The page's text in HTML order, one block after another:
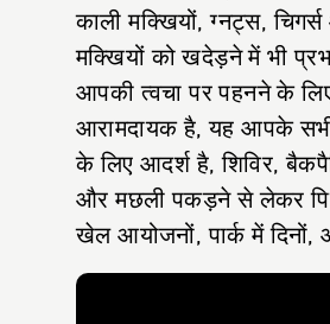
काली मक्खियों, ग्नट्स,
मक्खियों को खदेड़ने में भी
आपकी त्वचा पर पहनने के
आरामदायक है, यह आपके सभी
के लिए आदर्श है, शिविर,
और मछली पकड़ने से लेकर
खेल आयोजनों, पार्क में